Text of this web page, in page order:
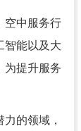
空中服务行
智能以及大
为提升服务
的领域，